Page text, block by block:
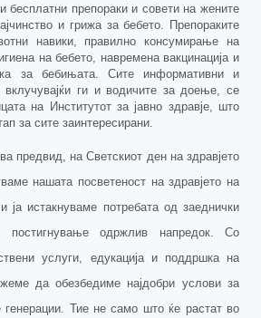
бесплатни препораки и совети на жените
и грижа за бебето. Препораките
навики, правилно консумирање на
на бебето, навремена вакцинација и
за бебињата. Сите информативни и
ги иводичите за доење, се
на Институтот за јавно здравје, што
за сите заинтересирани.
предвид, на Светскиот ден на здравјето
нашата посветеност на здравјето на
ја истакнуваме потребата од заеднички
одржлив напредок. Со
услуги, едукацијаи поддршка на
да обезбедиме најдобри услови за
генерации. Тие не само што ќе растат во